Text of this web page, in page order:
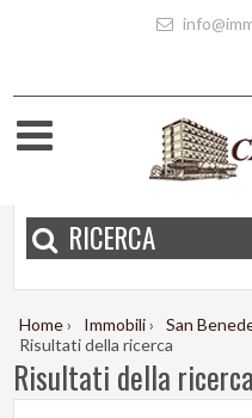
RICERCA
Home› Immobili› San
Risultati della ricerca
Risultati della ricerca